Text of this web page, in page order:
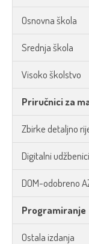
Osnovna škola
Srednja škola
Visoko školstvo
Priručnici za
Zbirke detaljno
Digitalni udžbenici
DOM-odobreno
Programiranje
Ostala izdanja